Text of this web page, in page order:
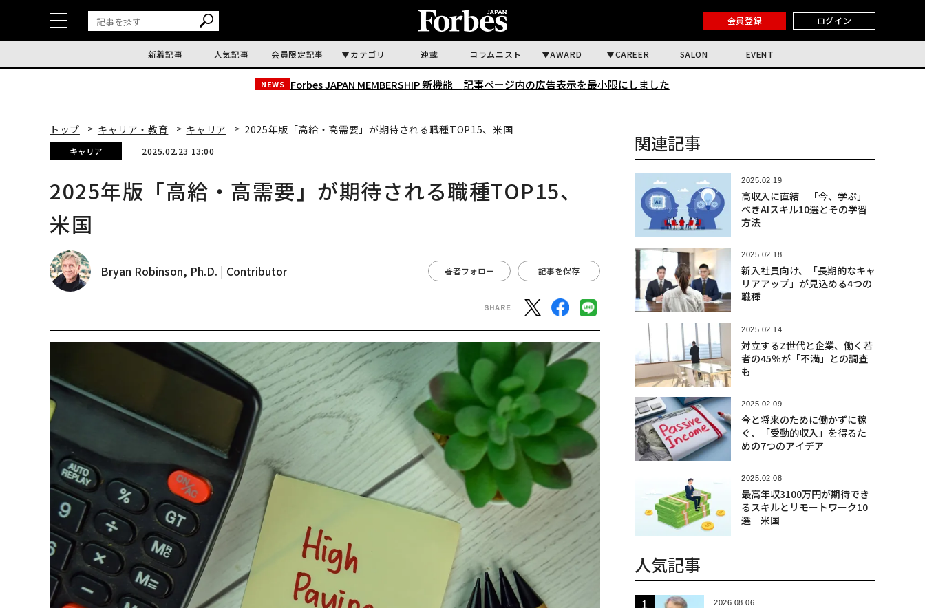
会員登録 ログイン
新着記事 人気記事 会員限定記事 カテゴリ 連載 コラムニスト AWARD CAREER SALON EVENT
NEWS Forbes JAPAN MEMBERSHIP 新機能｜ 記事ページ内の広告表示を最小限にしました
トップ キャリア・教育 キャリア 2025年版「高給・高需要」が期待される職種TOP15、米国
キャリア 2025.02.23 13:00
2025年版「高給・高需要」が期待される職種TOP15、
米国
Bryan Robinson, Ph.D. | Contributor 著者フォロー 記事を保存
関連記事
2025.02.19
高収入に直結 「今、学ぶ」
べきAIスキル10選とその学習
方法
2025.02.18
新入社員向け、「長期的なキャ
リアアップ」が見込める4つの
職種
2025.02.14
対立するZ世代と企業、働く若
者の45％が「不満」との調査
も
2025.02.09
今と将来のために働かずに稼
ぐ、「受動的収入」を得るた
めの7つのアイデア
2025.02.08
最高年収3100万円が期待でき
るスキルとリモートワーク10
選 米国
人気記事
2026.08.06